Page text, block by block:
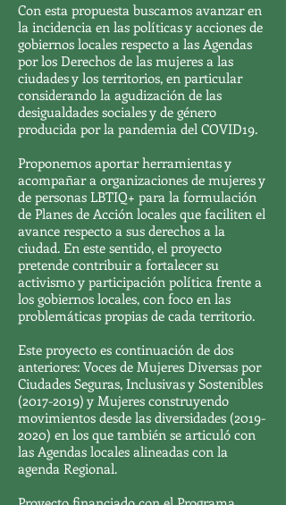
Con esta propuesta buscamos avanzar en
la incidencia en las políticas y acciones de
gobiernos locales respecto a las Agendas
por los Derechos de las mujeres a las
ciudades y los territorios, en particular
considerando la agudización de las
desigualdades sociales y de género
producida por la pandemia del COVID19.
Proponemos aportar herramientas y
acompañar a organizaciones de mujeres y
de personas LBTIQ+ para la formulación
de Planes de Acción locales que faciliten el
avance respecto a sus derechos a la
ciudad. En este sentido, el proyecto
pretende contribuir a fortalecer su
activismo y participación política frente a
los gobiernos locales, con foco en las
problemáticas propias de cada territorio.
Este proyecto es continuación de dos
anteriores: Voces de Mujeres Diversas por
Ciudades Seguras, Inclusivas y Sostenibles
(2017-2019) y Mujeres construyendo
movimientos desde las diversidades (2019-
2020) en los que también se articuló con
las Agendas locales alineadas con la
agenda Regional.